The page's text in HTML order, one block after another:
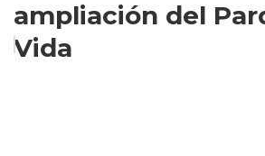
ampliación del
Vida